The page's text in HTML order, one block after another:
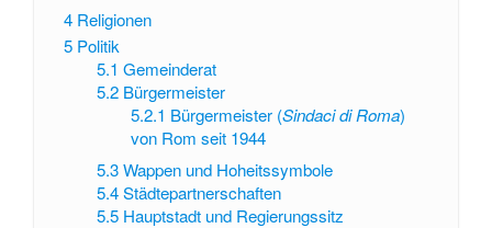
4 Religionen
5 Politik
5.1 Gemeinderat
5.2 Bürgermeister
5.2.1 Bürgermeister (Sindaci di Roma)
von Rom seit 1944
5.3 Wappen und Hoheitssymbole
5.4 Städtepartnerschaften
5.5 Hauptstadt und Regierungssitz